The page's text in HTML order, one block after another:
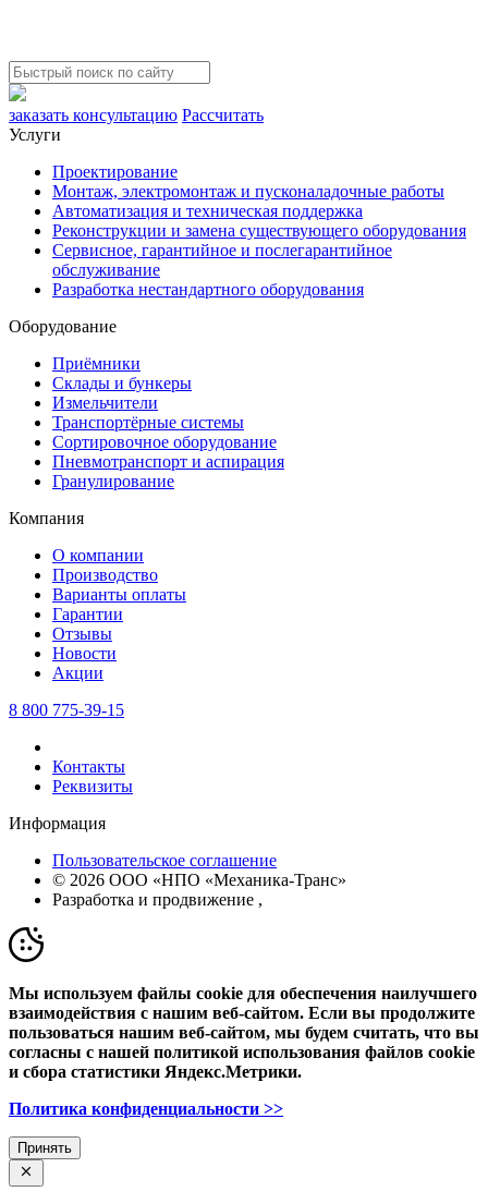
заказать консультацию Рассчитать
Услуги
Проектирование
Монтаж, электромонтаж и пусконаладочные работы
Автоматизация и техническая поддержка
Реконструкции и замена существующего оборудования
Сервисное, гарантийное и послегарантийное
обслуживание
Разработка нестандартного оборудования
Оборудование
Приёмники
Склады и бункеры
Измельчители
Транспортёрные системы
Сортировочное оборудование
Пневмотранспорт и аспирация
Гранулирование
Компания
О компании
Производство
Варианты оплаты
Гарантии
Отзывы
Новости
Акции
8 800 775-39-15
Контакты
Реквизиты
Информация
Пользовательское соглашение
© 2026 ООО «НПО «Механика-Транс»
Разработка и продвижение ,
Мы используем файлы cookie для обеспечения наилучшего
взаимодействия с нашим веб-сайтом. Если вы продолжите
пользоваться нашим веб-сайтом, мы будем считать, что вы
согласны с нашей политикой использования файлов cookie
и сбора статистики Яндекс.Метрики.
Политика конфиденциальности >>
Принять